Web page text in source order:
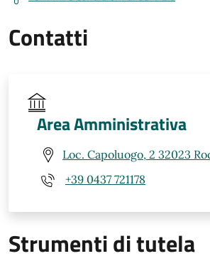
Contatti
Area Amministrativa
Loc. Capoluogo, 2 32023
+39 0437 721178
Strumenti di tutela